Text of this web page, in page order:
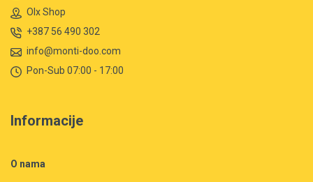
Olx Shop
+387 56 490 302
info@monti-doo.com
Pon-Sub 07:00 - 17:00
Informacije
O nama